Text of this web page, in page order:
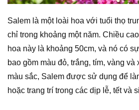
Salem là một loài hoa với tuổi thọ
chỉ trong khoảng một năm. Chiều
hoa này là khoảng 50cm, và nó có
bao gồm màu đỏ, trắng, tím, vàng và
màu sắc, Salem được sử dụng để
hoặc trang trí trong các dịp lễ, tết và